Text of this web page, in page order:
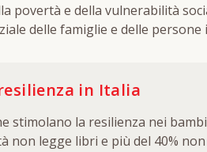
povertà e della vulnerabilità
in Italia
la resilienza nei
legge libri e più del 40%